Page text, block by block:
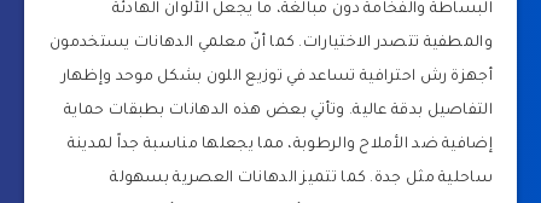
البساطة والفخامة دون مبالغة، ما يجعل الألوان الهادئة
والمطفية تتصدر الاختيارات. كما أنّ معلمي الدهانات يستخدمون
أجهزة رش احترافية تساعد في توزيع اللون بشكل موحد وإظهار
التفاصيل بدقة عالية. وتأتي بعض هذه الدهانات بطبقات حماية
إضافية ضد الأملاح والرطوبة، مما يجعلها مناسبة جداً لمدينة
ساحلية مثل جدة. كما تتميز الدهانات العصرية بسهولة